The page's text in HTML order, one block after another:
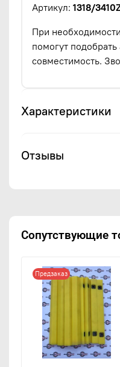
Артикул: 1318/
При
помогут
совместимость.
Характеристики
Отзывы
Сопутствующие
Предзаказ